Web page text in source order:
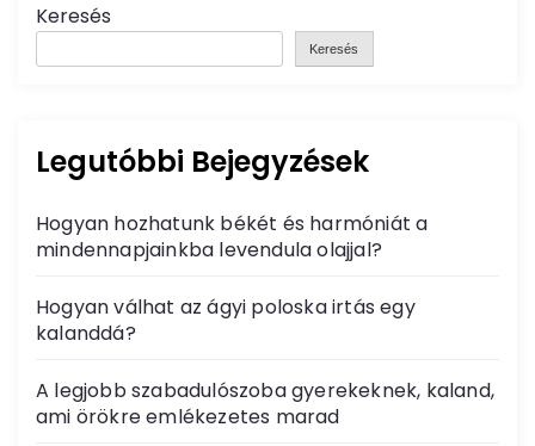
Keresés
Keresés
Legutóbbi Bejegyzések
Hogyan hozhatunk békét és harmóniát a
mindennapjainkba levendula olajjal?
Hogyan válhat az ágyi poloska irtás egy
kalanddá?
A legjobb szabadulószoba gyerekeknek, kaland,
ami örökre emlékezetes marad